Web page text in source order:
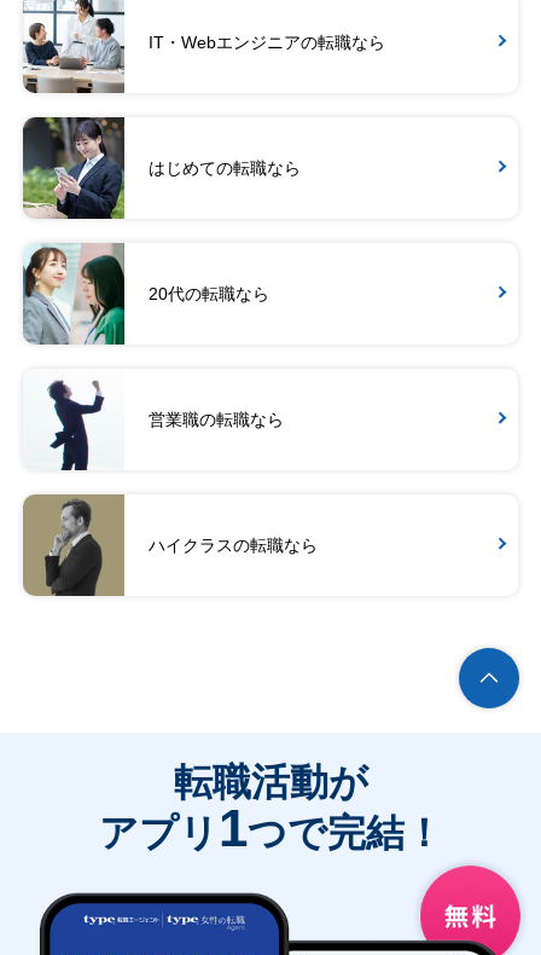
IT・Webエンジニアの転職なら
はじめての転職なら
20代の転職なら
営業職の転職なら
ハイクラスの転職なら
転職活動が
アプリ 1つで完結！